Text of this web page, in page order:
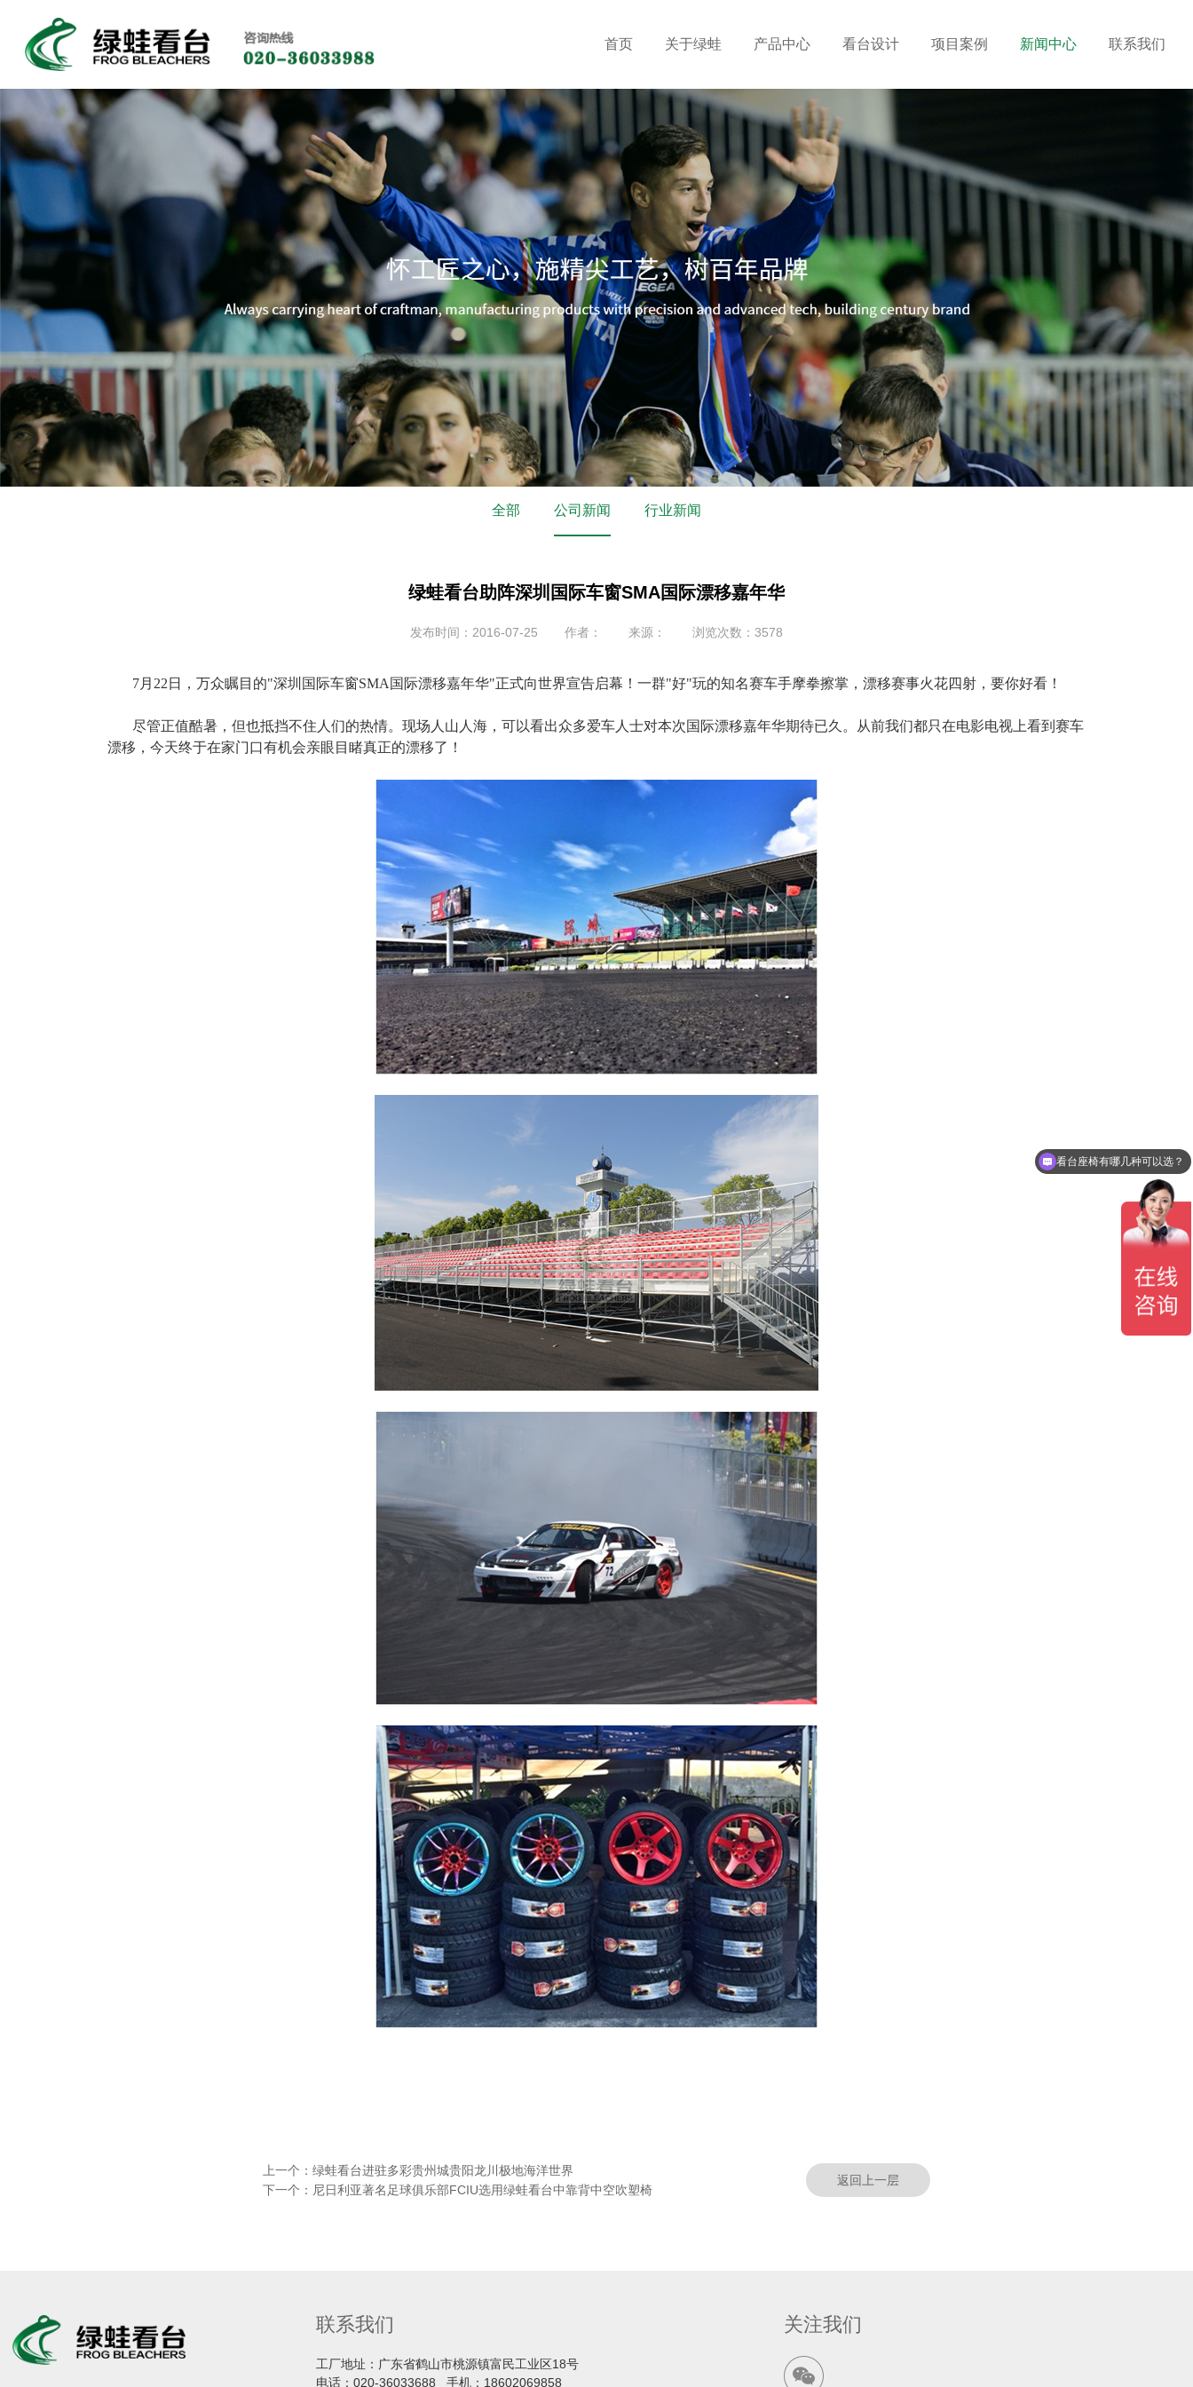
首页 关于绿蛙 产品中心 看台设计 项目案例 新闻中心 联系我们
全部 公司新闻 行业新闻
绿蛙看台助阵深圳国际车窗SMA国际漂移嘉年华
发布时间：2016-07-25 作者： 来源： 浏览次数：3578
7月22日，万众瞩目的"深圳国际车窗SMA国际漂移嘉年华"正式向世界宣告启幕！一群"好"玩的知名赛车手摩拳擦掌，漂移赛事火花四射，要你好看！
尽管正值酷暑，但也抵挡不住人们的热情。现场人山人海，可以看出众多爱车人士对本次国际漂移嘉年华期待已久。从前我们都只在电影电视上看到赛车
漂移，今天终于在家门口有机会亲眼目睹真正的漂移了！
上一个： 绿蛙看台进驻多彩贵州城贵阳龙川极地海洋世界
下一个： 尼日利亚著名足球俱乐部FCIU选用绿蛙看台中靠背中空吹塑椅
返回上一层
联系我们
工厂地址：广东省鹤山市桃源镇富民工业区18号
电话： 020-36033688 手机： 18602069858
关注我们
看台座椅有哪几种可以选？